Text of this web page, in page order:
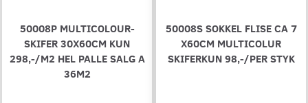
50008P MULTICOLOUR-
SKIFER 30X60CM KUN
298,-/M2 HEL PALLE SALG A
36M2
50008S SOKKEL FLISE CA 7
X60CM MULTICOLUR
SKIFERKUN 98,-/PER STYK